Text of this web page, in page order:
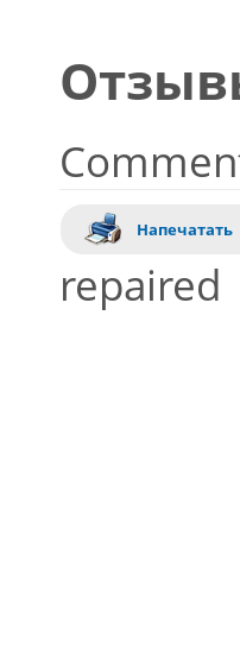
Напечатать
repaired